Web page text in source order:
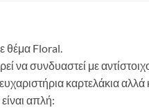
θέμα Floral.
να συνδυαστεί με
καρτελάκια αλλά
απλή: